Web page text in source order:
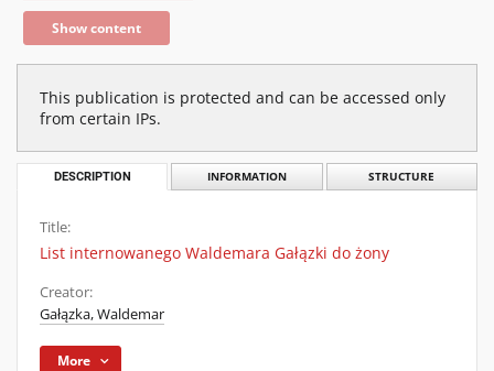
Show content
This publication is protected and can be accessed only
from certain IPs.
DESCRIPTION INFORMATION STRUCTURE
Title:
List internowanego Waldemara Gałązki do żony
Creator:
Gałązka, Waldemar
More